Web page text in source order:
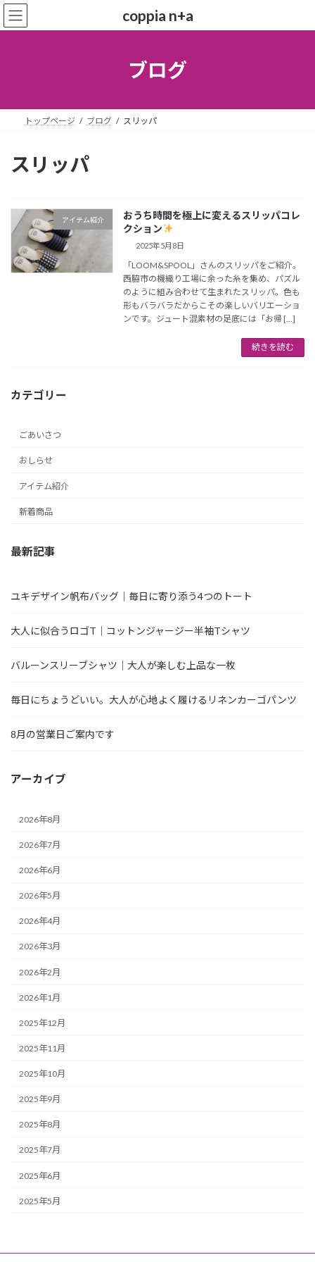
コ
ン
ナ
ビ
coppia n+a
ブログ
トップページ ブログ スリッパ
スリッパ
アイテム紹介
おうち時間を極上に変えるスリッパコレ
クション
2025年5月8日
「LOOM&SPOOL」さんのスリッパをご紹介。
西脇市の機織り工場に余った糸を集め、パズル
のように組み合わせて生まれたスリッパ。色も
形もバラバラだからこその楽しいバリエーショ
ンです。ジュート混素材の足底には「お帰 […]
続きを読む
カテゴリー
ごあいさつ
おしらせ
アイテム紹介
新着商品
最新記事
ユキデザイン帆布バッグ｜毎日に寄り添う4つのトート
大人に似合うロゴT｜コットンジャージー半袖Tシャツ
バルーンスリーブシャツ｜大人が楽しむ上品な一枚
毎日にちょうどいい。大人が心地よく履けるリネンカーゴパンツ
8月の営業日ご案内です
アーカイブ
2026年8月
2026年7月
2026年6月
2026年5月
2026年4月
2026年3月
2026年2月
2026年1月
2025年12月
2025年11月
2025年10月
2025年9月
2025年8月
2025年7月
2025年6月
2025年5月